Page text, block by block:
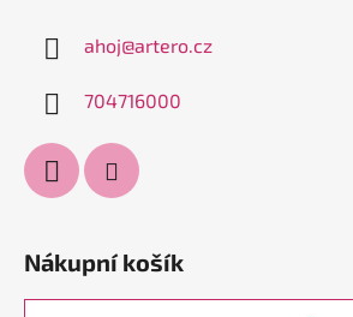
ahoj@artero.cz
704716000
Nákupní košík